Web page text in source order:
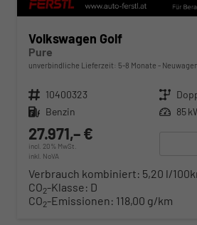
Volkswagen Golf
Pure
unverbindliche Lieferzeit: 5-8 Monate Neuwagen
Fahrzeugnr. 10400323 Getriebe
Kraftstoff Benzin Leistung 85
27.971,– €
incl. 20% MwSt.
inkl. NoVA
Verbrauch kombiniert: 5,20 l/
CO2-Klasse: D
CO2-Emissionen: 118,00 g/km